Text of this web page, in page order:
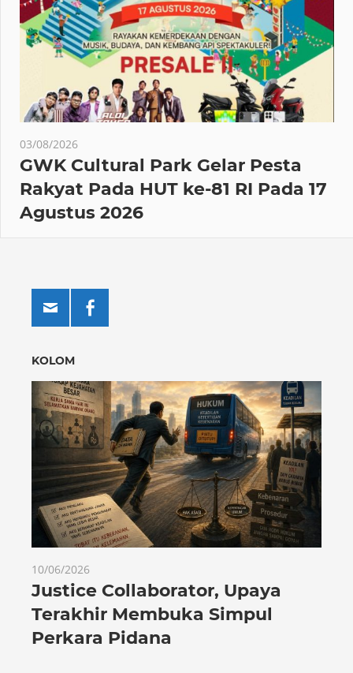
03/08/2026
GWK Cultural Park Gelar Pesta
Rakyat Pada HUT ke-81 RI Pada 17
Agustus 2026
KOLOM
10/06/2026
Justice Collaborator, Upaya
Terakhir Membuka Simpul
Perkara Pidana